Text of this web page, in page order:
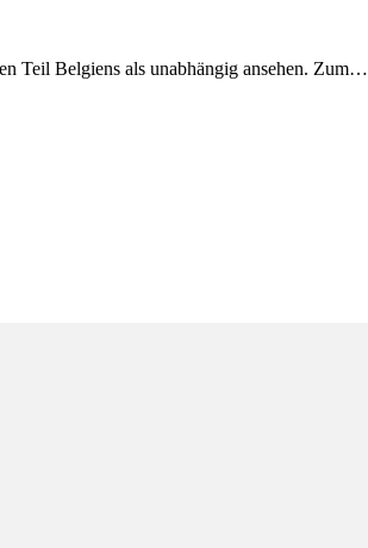
Teil Belgiens als unabhängig ansehen. Zum…